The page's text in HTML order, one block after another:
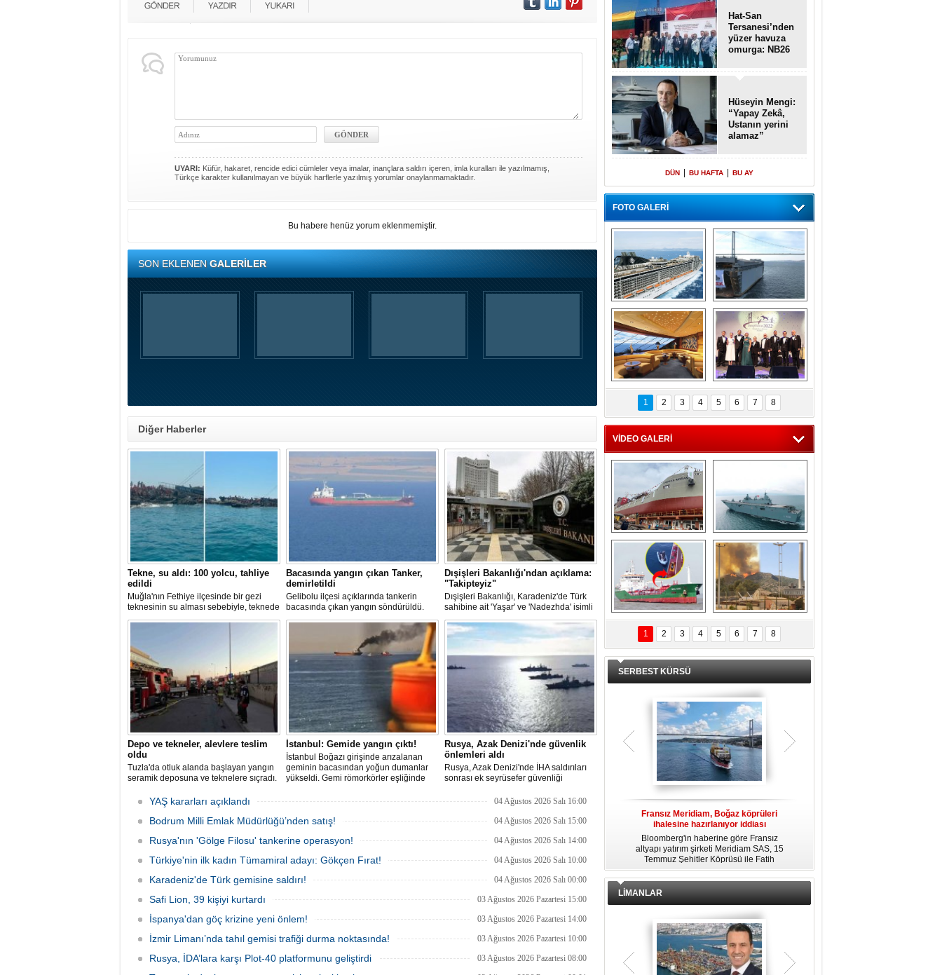
UYARI: Küfür, hakaret, rencide edici cümleler veya imalar, inançlara saldırı içeren, imla kuralları ile yazılmamış,
Türkçe karakter kullanılmayan ve büyük harflerle yazılmış yorumlar onaylanmamaktadır.
Bu habere henüz yorum eklenmemiştir.
SON EKLENENGALERİLER
Diğer Haberler
Tekne, su aldı: 100 yolcu, tahliye
edildi
Muğla'nın Fethiye ilçesinde bir gezi
teknesinin su alması sebebiyle, teknede
bulunan 100 yolcu tahliye edildi,
Bacasında yangın çıkan Tanker,
demirletildi
Gelibolu ilçesi açıklarında tankerin
bacasında çıkan yangın söndürüldü.
Tanker, ardından Şevketiye Demir
Dışişleri Bakanlığı'ndan açıklama:
"Takipteyiz"
Dışişleri Bakanlığı, Karadeniz'de Türk
sahibine ait 'Yaşar' ve 'Nadezhda' isimli
sivil gemilere yönelik insansız hava
araçlarıyla gerçekleştirilen saldırıda
yaralanan personelin sağlık durumu ve
güvenliğinin yakından takip edildiğini
Depo ve tekneler, alevlere teslim
oldu
Tuzla'da otluk alanda başlayan yangın
seramik deposuna ve teknelere sıçradı.
alevleri kontrol altına aldı.
İstanbul: Gemide yangın çıktı!
İstanbul Boğazı girişinde arızalanan
geminin bacasından yoğun dumanlar
yükseldi. Gemi römorkörler eşliğinde
Rusya, Azak Denizi'nde güvenlik
önlemleri aldı
Rusya, Azak Denizi'nde İHA saldırıları
sonrası ek seyrüsefer güvenliği
YAŞ kararları açıklandı 04 Ağustos 2026 Salı 16:00
Bodrum Milli Emlak Müdürlüğü’nden satış! 04 Ağustos 2026 Salı 15:00
Rusya'nın 'Gölge Filosu' tankerine operasyon! 04 Ağustos 2026 Salı 14:00
Türkiye'nin ilk kadın Tümamiral adayı: Gökçen Fırat! 04 Ağustos 2026 Salı 10:00
Karadeniz'de Türk gemisine saldırı! 04 Ağustos 2026 Salı 00:00
Safi Lion, 39 kişiyi kurtardı 03 Ağustos 2026 Pazartesi 15:00
İspanya'dan göç krizine yeni önlem! 03 Ağustos 2026 Pazartesi 14:00
İzmir Limanı’nda tahıl gemisi trafiği durma noktasında! 03 Ağustos 2026 Pazartesi 10:00
Rusya, İDA’lara karşı Plot-40 platformunu geliştirdi 03 Ağustos 2026 Pazartesi 08:00
Hat-San
Tersanesi’nden
yüzer havuza
omurga: NB26
Hüseyin Mengi:
“Yapay Zekâ,
Ustanın yerini
alamaz”
DÜN BU HAFTA BU AY
FOTO GALERİ
“Gemi içinde gemi”
konsepti ile MSC
Splendida
Dünyada tek!
Denizaltı yüzer
havuzu intikal
seyrine başladı
MSC'den 55 milyon
euroluk turizm geliri
müjdesi
5. Bosphorus Ship
Brokers Dinner,
İstanbul’da yapıldı
1 2 3 4 5 6 7 8
VİDEO GALERİ
Çeksan Tersanesi,
Başaran Bayrak
tankerini suya
indirdi
TCG Anadolu,
tersane teknik
seyrini tamamladı
Göçmenlerin
imdadına Türk
sahipli MINA DENIZ
yetişti
Milas’taki yangın
yeniden termik
santrallere doğru
ilerliyor
1 2 3 4 5 6 7 8
SERBEST KÜRSÜ
Fransız Meridiam, Boğaz köprüleri
ihalesine hazırlanıyor iddiası
Bloomberg'in haberine göre Fransız
altyapı yatırım şirketi Meridiam SAS, 15
Temmuz Şehitler Köprüsü ile Fatih
Sultan Mehmet Köprüsü'nün
özelleştirilmesine yönelik ihaleyle
zamanda kendi yat limanı, helikopter
pisti ve seçkin villaları da içeren koca
LİMANLAR